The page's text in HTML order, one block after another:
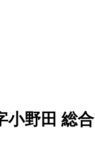
小野田 総